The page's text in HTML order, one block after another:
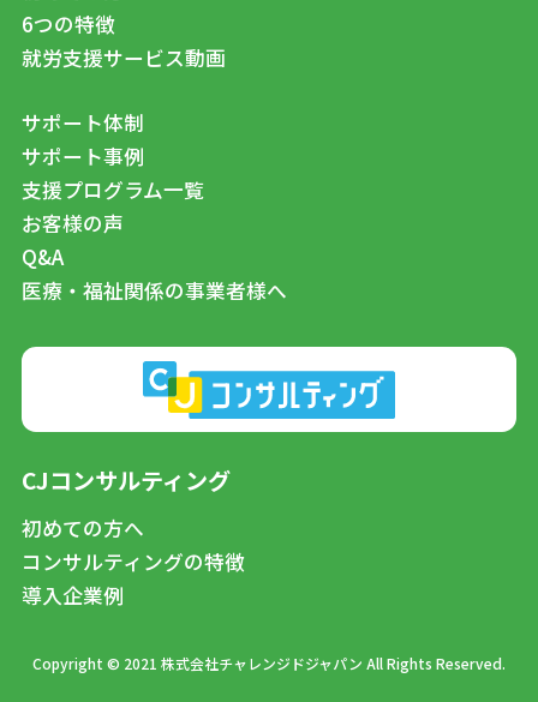
6つの特徴
就労支援サービス動画
サポート体制
サポート事例
支援プログラム一覧
お客様の声
Q&A
医療・福祉関係の事業者様へ
CJコンサルティング
初めての方へ
コンサルティングの特徴
導入企業例
Copyright © 2021 株式会社チャレンジドジャパン All Rights Reserved.